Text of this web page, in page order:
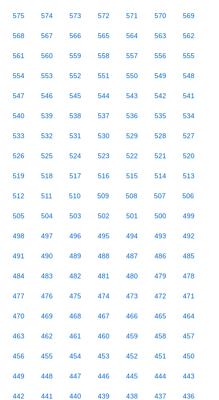
575 574 573 572 571 570 569
568 567 566 565 564 563 562
561 560 559 558 557 556 555
554 553 552 551 550 549 548
547 546 545 544 543 542 541
540 539 538 537 536 535 534
533 532 531 530 529 528 527
526 525 524 523 522 521 520
519 518 517 516 515 514 513
512 511 510 509 508 507 506
505 504 503 502 501 500 499
498 497 496 495 494 493 492
491 490 489 488 487 486 485
484 483 482 481 480 479 478
477 476 475 474 473 472 471
470 469 468 467 466 465 464
463 462 461 460 459 458 457
456 455 454 453 452 451 450
449 448 447 446 445 444 443
442 441 440 439 438 437 436